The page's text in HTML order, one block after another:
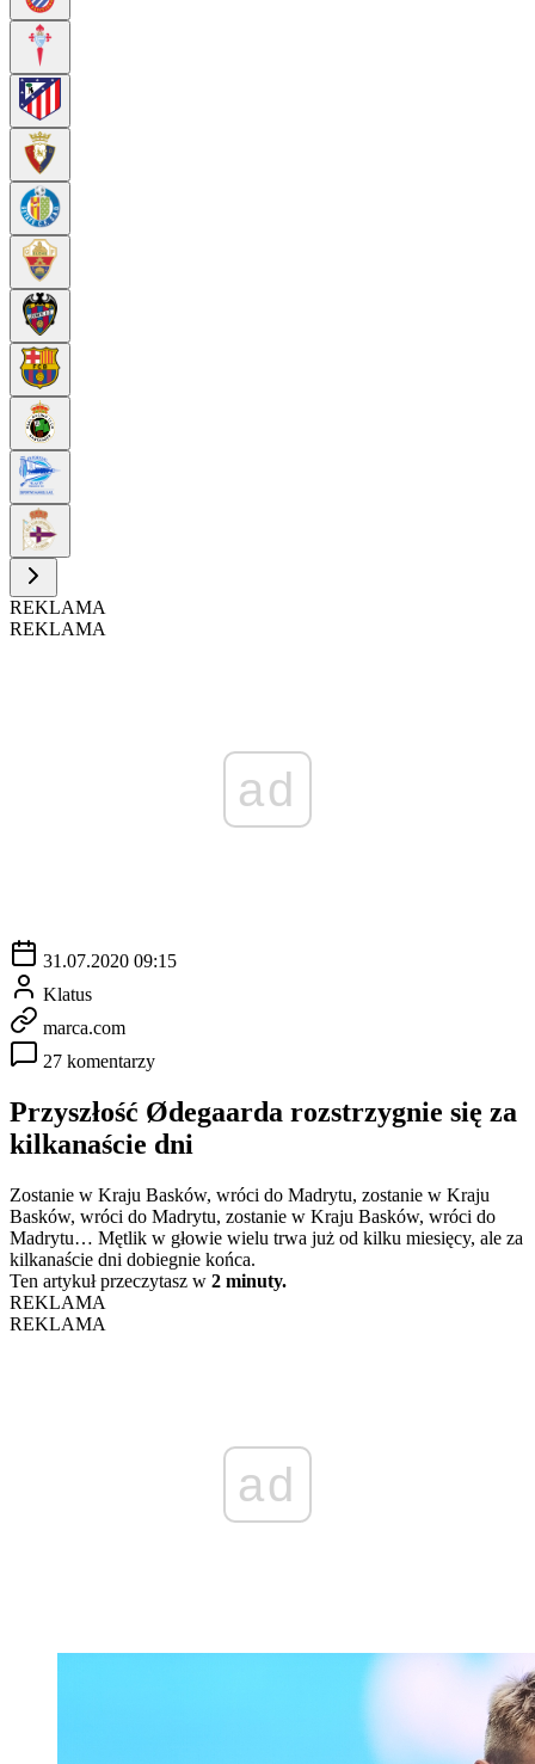
REKLAMA
REKLAMA
ad
31.07.2020 09:15
Klatus
marca.com
27 komentarzy
Przyszłość Ødegaarda rozstrzygnie się za
kilkanaście dni
Zostanie w Kraju Basków, wróci do Madrytu, zostanie w Kraju
Basków, wróci do Madrytu, zostanie w Kraju Basków, wróci do
Madrytu… Mętlik w głowie wielu trwa już od kilku miesięcy, ale za
kilkanaście dni dobiegnie końca.
Ten artykuł przeczytasz w 2 minuty.
REKLAMA
REKLAMA
ad